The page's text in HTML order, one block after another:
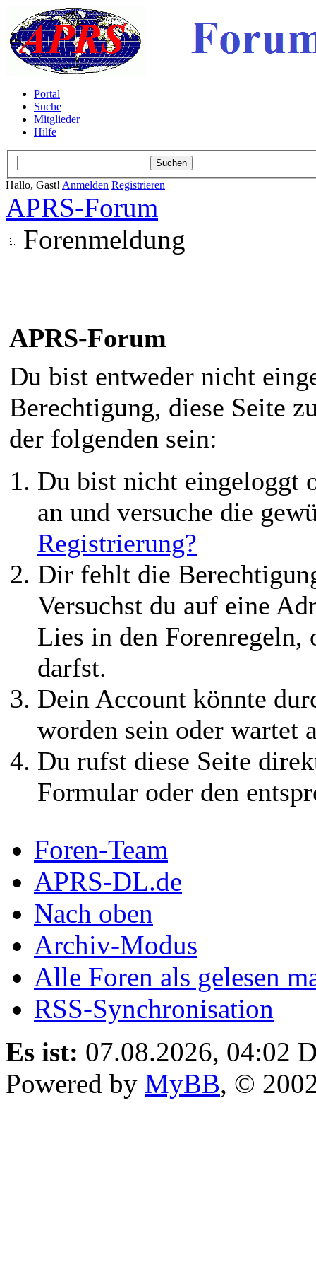
Portal
Suche
Mitglieder
Hilfe
Hallo, Gast! Anmelden Registrieren
APRS-Forum
Forenmeldung
APRS-Forum
Du bist entweder nicht
Berechtigung, diese Seite
der folgenden sein:
Du bist nicht eingeloggt
an und versuche die
Registrierung?
Dir fehlt die
Versuchst du auf eine
Lies in den Forenregeln,
darfst.
Dein Account könnte
worden sein oder wartet
Du rufst diese Seite
Formular oder den
Foren-Team
APRS-DL.de
Nach oben
Archiv-Modus
Alle Foren als gelesen
RSS-Synchronisation
Es ist: 07.08.2026, 04:02
Powered by MyBB, ©